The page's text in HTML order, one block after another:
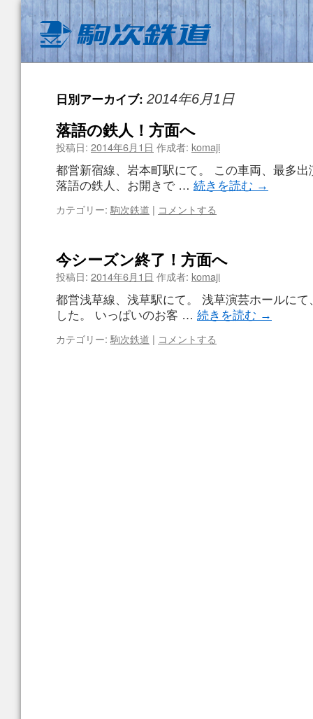
日別アーカイブ: 2014年6月1日
落語の鉄人！方面へ
投稿日: 2014年6月1日 作成者: komaji
都営新宿線、岩本町駅にて。 この車両、最多出
落語の鉄人、お開きで … 続きを読む →
カテゴリー: 駒次鉄道 | コメントする
今シーズン終了！方面へ
投稿日: 2014年6月1日 作成者: komaji
都営浅草線、浅草駅にて。 浅草演芸ホールにて
した。 いっぱいのお客 … 続きを読む →
カテゴリー: 駒次鉄道 | コメントする